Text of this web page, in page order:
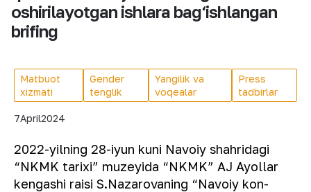
oshirilayotgan ishlara bag‘ishlangan
brifing
Matbuot
xizmati
Gender
tenglik
Yangilik va
voqealar
Press
tadbirlar
7April2024
2022-yilning 28-iyun kuni Navoiy shahridagi
“NKMK tarixi” muzeyida “NKMK” AJ Ayollar
kengashi raisi S.Nazarovaning “Navoiy kon-